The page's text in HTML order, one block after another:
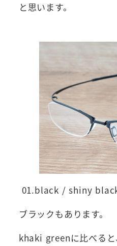
と思います。
01.black / shiny
ブラックもあります。
khaki greenに比べると